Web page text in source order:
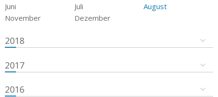
Juni
Juli
August
November
Dezember
2018
2017
2016